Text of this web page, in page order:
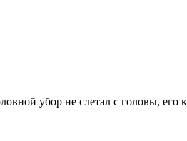
убор не слетал с головы, его